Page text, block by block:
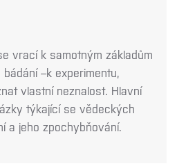
vrací k samotným základům
–k experimentu,
vlastní neznalost. Hlavní
týkající se vědeckých
a jeho zpochybňování.